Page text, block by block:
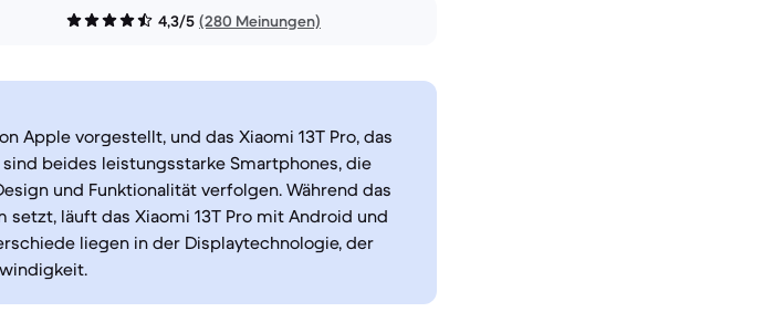
4,3/5 (280 Meinungen)
Apple vorgestellt, und das Xiaomi 13T Pro, das
beides leistungsstarke Smartphones, die
und Funktionalität verfolgen. Während das
setzt, läuft das Xiaomi 13T Pro mit Android und
liegen in der Displaytechnologie, der